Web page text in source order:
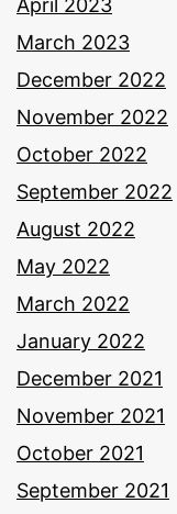
April 2023
March 2023
December 2022
November 2022
October 2022
September 2022
August 2022
May 2022
March 2022
January 2022
December 2021
November 2021
October 2021
September 2021